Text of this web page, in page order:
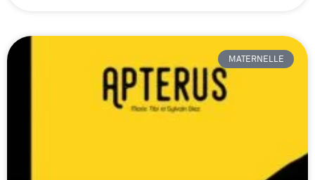
MATERNELLE